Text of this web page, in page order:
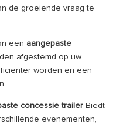
de groeiende vraag te
een aangepaste
afgestemd op uw
worden en een
concessie trailer Biedt
evenementen,